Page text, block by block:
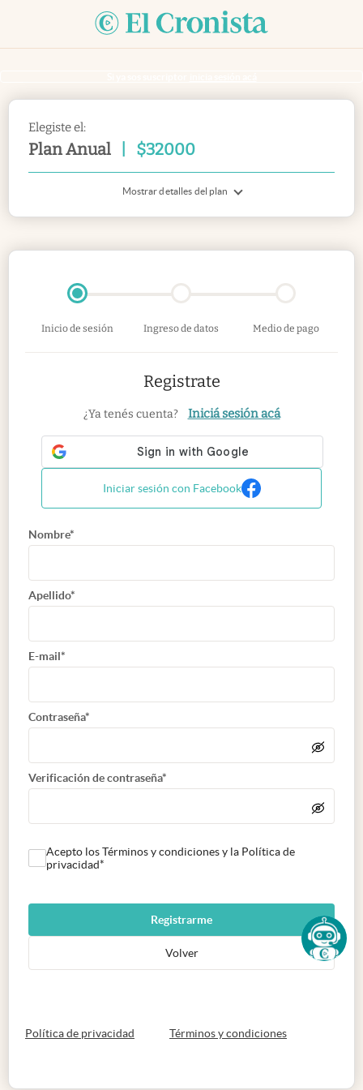
Elegiste el:
Plan Anual $32000
Mostrar detalles del plan
Inicio de sesión Ingreso de datos Medio de pago
Registrate
¿Ya tenés cuenta? Iniciá sesión acá
Iniciar sesión con Facebook
Nombre*
Apellido*
E-mail*
Contraseña*
Verificación de contraseña*
Acepto los Términos y condiciones y la Política de
privacidad*
Registrarme
Volver
Política de privacidad abre en nueva pestaña
Términos y condicionesabre en nueva